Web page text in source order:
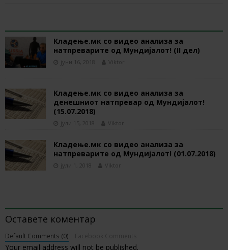
Кладење.мк со видео анализа за
натпреварите од Мундијалот! (II дел)
јуни 16, 2018 Viktor
Кладење.мк со видео анализа за
денешниот натпревар од Мундијалот!
(15.07.2018)
јули 15, 2018 Viktor
Кладење.мк со видео анализа за
натпреварите од Мундијалот! (01.07.2018)
јули 1, 2018 Viktor
Оставете коментар
Default Comments (0)
Your email address will not be published.